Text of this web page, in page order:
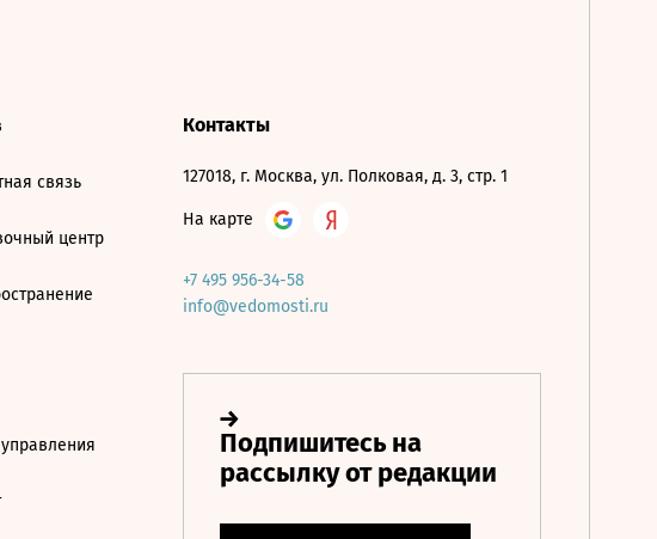
связь
центр
Контакты
127018, г. Москва, ул. Полковая, д. 3, стр. 1
На карте
+7 495 956-34-58
info@vedomosti.ru